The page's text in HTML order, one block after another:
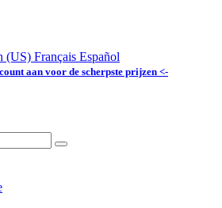
(US) Français Español
aan voor de scherpste prijzen <-